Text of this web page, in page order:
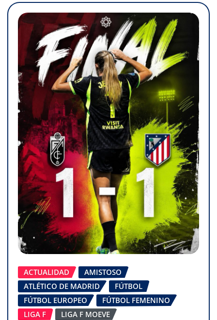
ACTUALIDAD
AMISTOSO
ATLÉTICO DE MADRID
FÚTBOL
FÚTBOL EUROPEO
FÚTBOL FEMENINO
LIGA F
LIGA F MOEVE